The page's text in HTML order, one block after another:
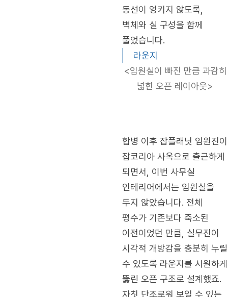
동선이 엉키지 않도록,
벽체와 실 구성을 함께
풀었습니다.
라운지
<임원실이 빠진 만큼 과감히
넓힌 오픈 레이아웃>
합병 이후 잡플래닛 임원진이
잡코리아 사옥으로 출근하게
되면서, 이번 사무실
인테리어에서는 임원실을
두지 않았습니다. 전체
평수가 기존보다 축소된
이전이었던 만큼, 실무진이
시각적 개방감을 충분히 누릴
수 있도록 라운지를 시원하게
뚫린 오픈 구조로 설계했죠.
자칫 단조로워 보일 수 있는